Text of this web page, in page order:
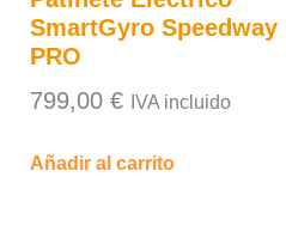
SmartGyro Speedway
PRO
799,00 € IVA incluido
Añadir al carrito